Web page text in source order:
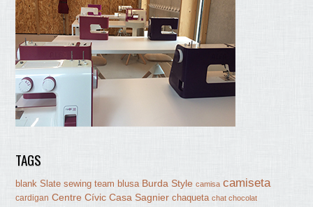
TAGS
blank Slate sewing team blusa Burda Style camisa camiseta
cardigan Centre Cívic Casa Sagnier chaqueta chat chocolat